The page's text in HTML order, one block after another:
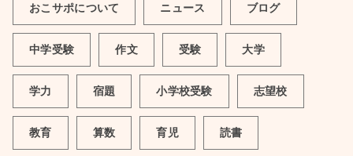
おこサポについて ニュース ブログ
中学受験 作文 受験 大学
学力 宿題 小学校受験 志望校
教育 算数 育児 読書